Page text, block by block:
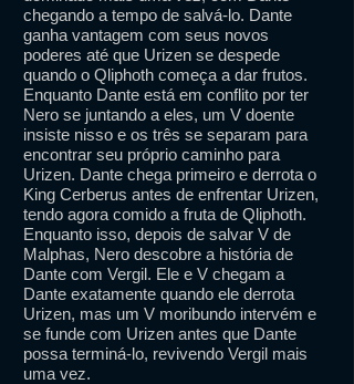
chegando a tempo de salvá-lo. Dante
ganha vantagem com seus novos
poderes até que Urizen se despede
quando o Qliphoth começa a dar frutos.
Enquanto Dante está em conflito por ter
Nero se juntando a eles, um V doente
insiste nisso e os três se separam para
encontrar seu próprio caminho para
Urizen. Dante chega primeiro e derrota o
King Cerberus antes de enfrentar Urizen,
tendo agora comido a fruta de Qliphoth.
Enquanto isso, depois de salvar V de
Malphas, Nero descobre a história de
Dante com Vergil. Ele e V chegam a
Dante exatamente quando ele derrota
Urizen, mas um V moribundo intervém e
se funde com Urizen antes que Dante
possa terminá-lo, revivendo Vergil mais
uma vez.